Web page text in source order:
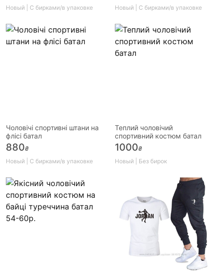
Новый | С бирками/в упаковке
Новый | С бирками/в упаковке
Чоловічі спортивні штани на
флісі батал
880₴
Новый | С бирками/в упаковке
Теплий чоловічий
спортивний костюм батал
1000₴
Новый | Без бирок